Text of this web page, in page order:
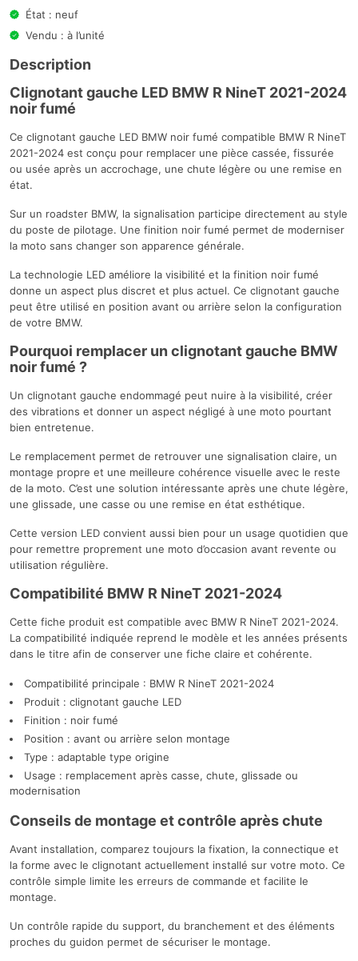
État : neuf
Vendu : à l’unité
Description
Clignotant gauche LED BMW R NineT 2021-2024
noir fumé
Ce clignotant gauche LED BMW noir fumé compatible BMW R NineT
2021-2024 est conçu pour remplacer une pièce cassée, fissurée
ou usée après un accrochage, une chute légère ou une remise en
état.
Sur un roadster BMW, la signalisation participe directement au style
du poste de pilotage. Une finition noir fumé permet de moderniser
la moto sans changer son apparence générale.
La technologie LED améliore la visibilité et la finition noir fumé
donne un aspect plus discret et plus actuel. Ce clignotant gauche
peut être utilisé en position avant ou arrière selon la configuration
de votre BMW.
Pourquoi remplacer un clignotant gauche BMW
noir fumé ?
Un clignotant gauche endommagé peut nuire à la visibilité, créer
des vibrations et donner un aspect négligé à une moto pourtant
bien entretenue.
Le remplacement permet de retrouver une signalisation claire, un
montage propre et une meilleure cohérence visuelle avec le reste
de la moto. C’est une solution intéressante après une chute légère,
une glissade, une casse ou une remise en état esthétique.
Cette version LED convient aussi bien pour un usage quotidien que
pour remettre proprement une moto d’occasion avant revente ou
utilisation régulière.
Compatibilité BMW R NineT 2021-2024
Cette fiche produit est compatible avec BMW R NineT 2021-2024.
La compatibilité indiquée reprend le modèle et les années présents
dans le titre afin de conserver une fiche claire et cohérente.
Compatibilité principale : BMW R NineT 2021-2024
Produit : clignotant gauche LED
Finition : noir fumé
Position : avant ou arrière selon montage
Type : adaptable type origine
Usage : remplacement après casse, chute, glissade ou
modernisation
Conseils de montage et contrôle après chute
Avant installation, comparez toujours la fixation, la connectique et
la forme avec le clignotant actuellement installé sur votre moto. Ce
contrôle simple limite les erreurs de commande et facilite le
montage.
Un contrôle rapide du support, du branchement et des éléments
proches du guidon permet de sécuriser le montage.